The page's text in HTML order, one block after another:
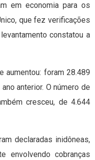
em economia para os
que fez verificações
constatou a
aumentou: foram 28.489
anterior. O número de
cresceu, de 4.644
declaradas inidôneas,
envolvendo cobranças